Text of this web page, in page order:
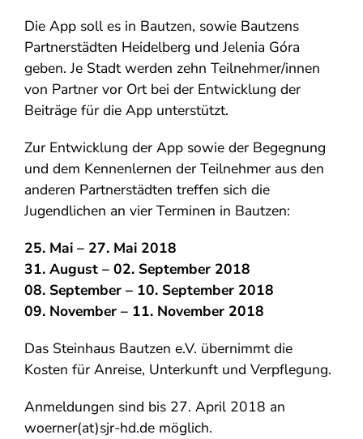
Die App soll es in Bautzen, sowie Bautzens
Partnerstädten Heidelberg und Jelenia Góra
geben. Je Stadt werden zehn Teilnehmer/innen
von Partner vor Ort bei der Entwicklung der
Beiträge für die App unterstützt.
Zur Entwicklung der App sowie der Begegnung
und dem Kennenlernen der Teilnehmer aus den
anderen Partnerstädten treffen sich die
Jugendlichen an vier Terminen in Bautzen:
25. Mai – 27. Mai 2018
31. August – 02. September 2018
08. September – 10. September 2018
09. November – 11. November 2018
Das Steinhaus Bautzen e.V. übernimmt die
Kosten für Anreise, Unterkunft und Verpflegung.
Anmeldungen sind bis 27. April 2018 an
woerner(at)sjr-hd.de möglich.